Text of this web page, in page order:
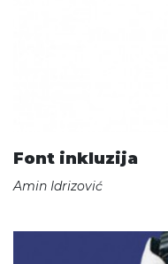
Font inkluzija
Amin Idrizović